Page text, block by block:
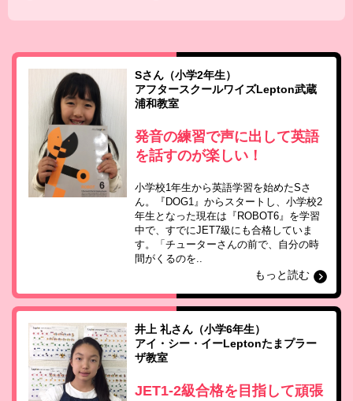
Sさん（小学2年生）
アフタースクールワイズLepton武蔵
浦和教室
発音の練習で声に出して英語
を話すのが楽しい！
小学校1年生から英語学習を始めたSさ
ん。『DOG1』からスタートし、小学校2
年生となった現在は『ROBOT6』を学習
中で、すでにJET7級にも合格していま
す。「チューターさんの前で、自分の時
間がくるのを..
もっと読む
井上 礼さん（小学6年生）
アイ・シー・イーLeptonたまプラー
ザ教室
JET1-2級合格を目指して頑張